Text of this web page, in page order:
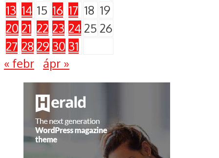
13 14 15 16 17 18 19
20 21 22 23 2425 26
27 28 29 30 31
« febr
ápr »